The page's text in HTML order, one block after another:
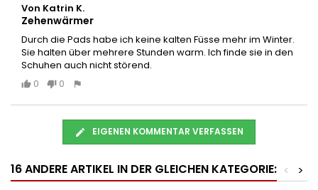
Von Katrin K.
Zehenwärmer
Durch die Pads habe ich keine kalten Füsse mehr im Winter.
Sie halten über mehrere Stunden warm. Ich finde sie in den
Schuhen auch nicht störend.
0
0
EIGENEN KOMMENTAR VERFASSEN
16 ANDERE ARTIKEL IN DER GLEICHEN KATEGORIE: >
<